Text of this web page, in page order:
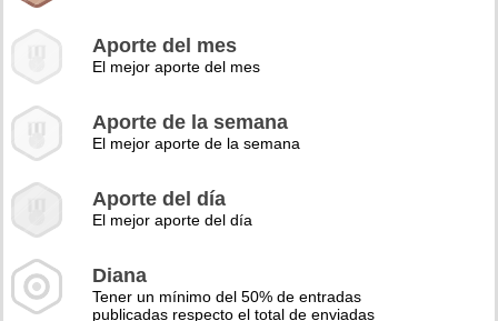
Aporte del mes
El mejor aporte del mes
Aporte de la semana
El mejor aporte de la semana
Aporte del día
El mejor aporte del día
Diana
Tener un mínimo del 50% de entradas
publicadas respecto el total de enviadas